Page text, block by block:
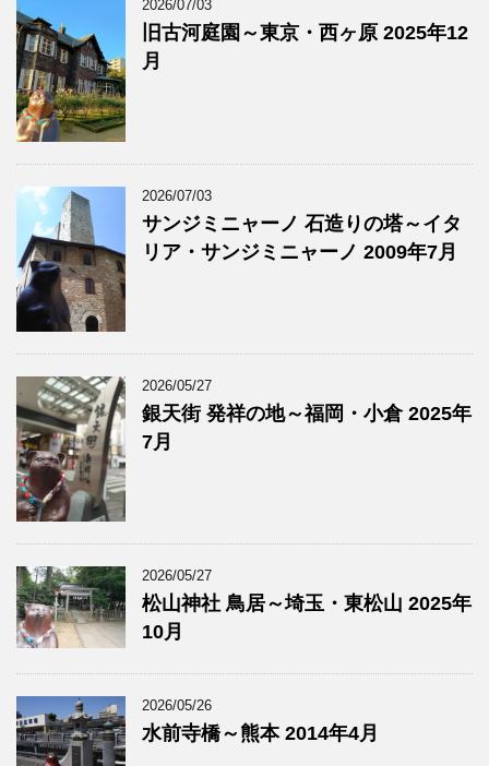
2026/07/03
旧古河庭園～東京・西ヶ原 2025年12
月
2026/07/03
サンジミニャーノ 石造りの塔～イタ
リア・サンジミニャーノ 2009年7月
2026/05/27
銀天街 発祥の地～福岡・小倉 2025年
7月
2026/05/27
松山神社 鳥居～埼玉・東松山 2025年
10月
2026/05/26
水前寺橋～熊本 2014年4月